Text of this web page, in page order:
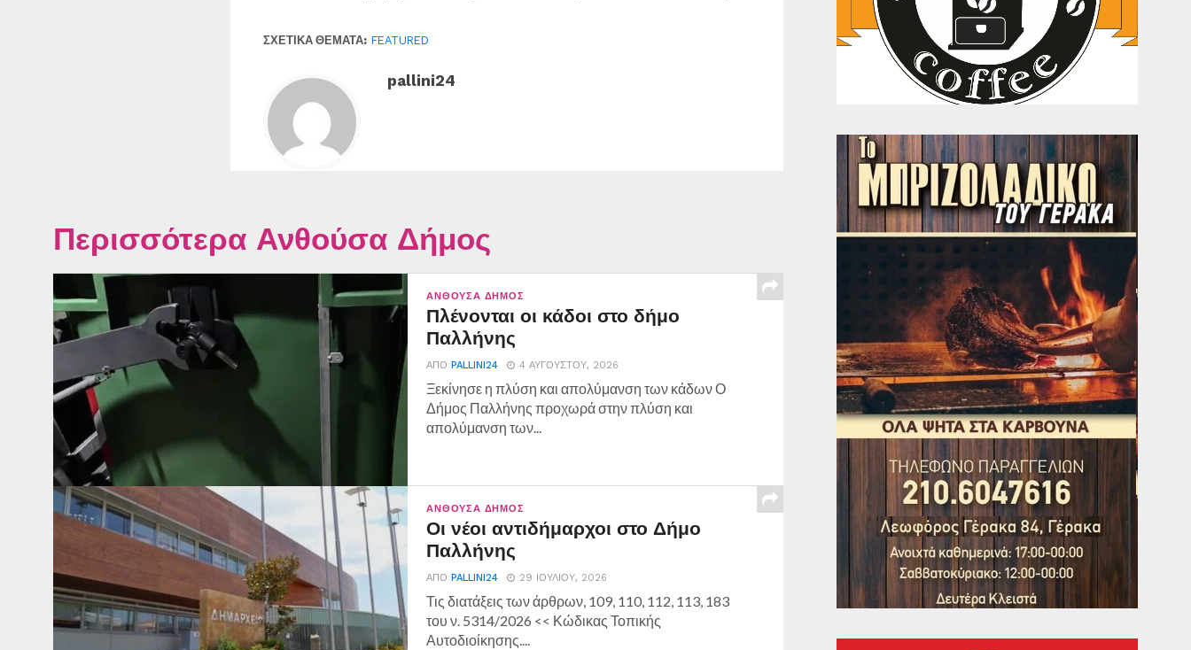
ΣΧΕΤΙΚΆ ΘΈΜΑΤΑ: FEATURED
pallini24
Περισσότερα Ανθούσα Δήμος
ΑΝΘΟΎΣΑ ΔΉΜΟΣ
Πλένονται οι κάδοι στο δήμο
Παλλήνης
ΑΠΌ PALLINI24 4 ΑΥΓΟΎΣΤΟΥ, 2026
Ξεκίνησε η πλύση και απολύμανση των κάδων Ο
Δήμος Παλλήνης προχωρά στην πλύση και
απολύμανση των...
ΑΝΘΟΎΣΑ ΔΉΜΟΣ
Οι νέοι αντιδήμαρχοι στο Δήμο
Παλλήνης
ΑΠΌ PALLINI24 29 ΙΟΥΛΊΟΥ, 2026
Τις διατάξεις των άρθρων, 109, 110, 112, 113, 183
του ν. 5314/2026 << Κώδικας Τοπικής
Αυτοδιοίκησης....